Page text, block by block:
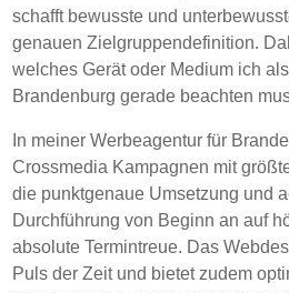
schafft bewusste und
genauen Zielgruppendefinition.
welches Gerät oder Medium ich
Brandenburg gerade beachten
In meiner Werbeagentur für
Crossmedia Kampagnen mit
die punktgenaue Umsetzung und
Durchführung von Beginn an auf
absolute Termintreue. Das
Puls der Zeit und bietet zudem